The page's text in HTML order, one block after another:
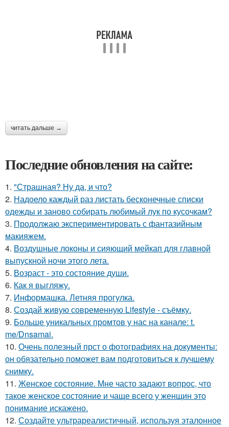
читать дальше →
Последние обновления на сайте:
1. "Страшная? Ну да, и что?
2. Надоело каждый раз листать бесконечные списки
одежды и заново собирать любимый лук по кусочкам?
3. Продолжаю экспериментировать с фантазийным
макияжем.
4. Воздушные локоны и сияющий мейкап для главной
выпускной ночи этого лета.
5. Возраст - это состояние души.
6. Как я выгляжу.
7. Информашка. Летняя прогулка.
8. Создай живую современную Lifestyle - съёмку.
9. Больше уникальных промтов у нас на канале: t.
me/Dnsamai.
10. Очень полезный прст о фотографиях на документы:
он обязательно поможет вам подготовиться к лучшему
снимку.
11. Женское состояние. Мне часто задают вопрос, что
такое женское состояние и чаще всего у женщин это
понимание искажено.
12. Создайте ультрареалистичный, используя эталонное